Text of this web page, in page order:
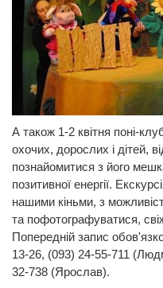
А також 1-2 квітня поні-
охочих, дорослих і дітей,
познайомитися з його
позитивної енергії.
нашими кіньми, з
та пофотографуватися,
Попередній запис
13-26, (093) 24-55-711
32-738 (Ярослав).